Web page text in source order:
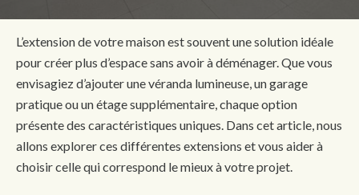
L’extension de votre maison est souvent une solution idéale
pour créer plus d’espace sans avoir à déménager. Que vous
envisagiez d’ajouter une véranda lumineuse, un garage
pratique ou un étage supplémentaire, chaque option
présente des caractéristiques uniques. Dans cet article, nous
allons explorer ces différentes extensions et vous aider à
choisir celle qui correspond le mieux à votre projet.